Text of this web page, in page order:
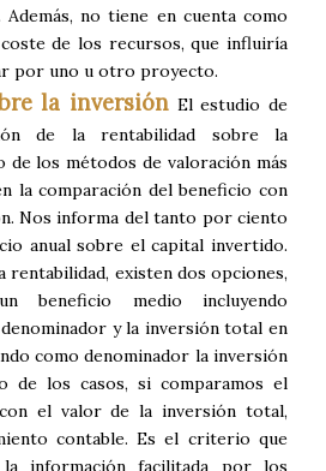
no tiene en cuenta como
de los recursos, que influiría
por uno u otro proyecto.
la inversión El estudio de
de la rentabilidad sobre la
de los métodos de valoración más
la comparación del beneficio con
Nos informa del tanto por ciento
anual sobre el capital invertido.
rentabilidad, existen dos opciones,
beneficio medio incluyendo
y la inversión total en
como denominador la inversión
de los casos, si comparamos el
el valor de la inversión total,
contable. Es el criterio que
información facilitada por los